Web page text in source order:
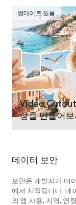
- 4K 내보내기, 화질
- 비디오 오버레이
시합니다. 이중노출
가
- 쉽고 간편하게 동
- 정식허가를 받은
- 레코더처럼 보이스
로 바꿉니다.
- vip로 업데이트한
- 특수 렌즈를 사용
일체형 편집기：
- 정교한 테마로 멋
디오 촬영 또는 동영
- 멋진 필터를 추가
- 배경 흐림, 음성 향
- 여러 음악을 추가
업데이트 있음
Video Cutout
상을 만들어
데이터 보안
보안은 개발자가 데
에서 시작됩니다. 데
의 앱 사용, 지역, 연